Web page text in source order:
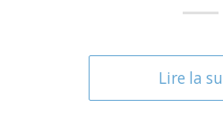
Lire la